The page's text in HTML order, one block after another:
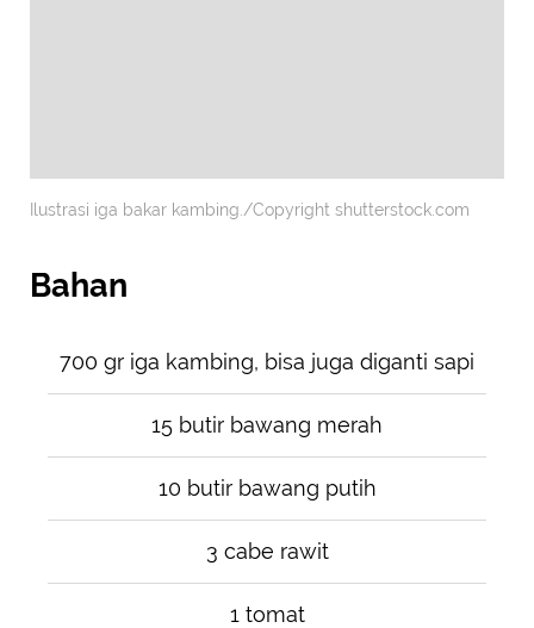
Ilustrasi iga bakar kambing./Copyright shutterstock.com
Bahan
700 gr iga kambing, bisa juga diganti sapi
15 butir bawang merah
10 butir bawang putih
3 cabe rawit
1 tomat